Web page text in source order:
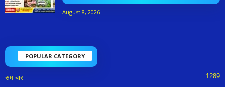
August 8, 2026
POPULAR CATEGORY
समाचार 1289